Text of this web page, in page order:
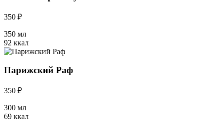
350 ₽
350 мл
92 ккал
Парижский Раф
350 ₽
300 мл
69 ккал